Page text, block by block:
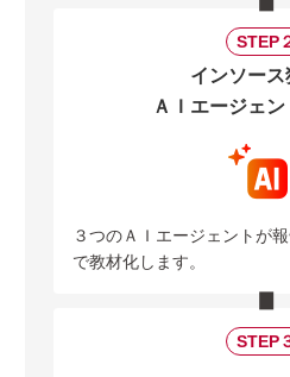
STEP
インソース
ＡＩエージェ
３つのＡＩエージェントが
で教材化します。
STEP